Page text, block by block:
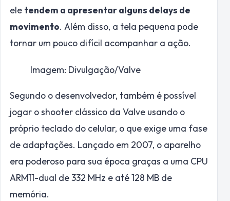
ele tendem a apresentar alguns delays de
movimento. Além disso, a tela pequena pode
tornar um pouco difícil acompanhar a ação.
Imagem: Divulgação/Valve
Segundo o desenvolvedor, também é possível
jogar o shooter clássico da Valve usando o
próprio teclado do celular, o que exige uma fase
de adaptações. Lançado em 2007, o aparelho
era poderoso para sua época graças a uma CPU
ARM11-dual de 332 MHz e até 128 MB de
memória.